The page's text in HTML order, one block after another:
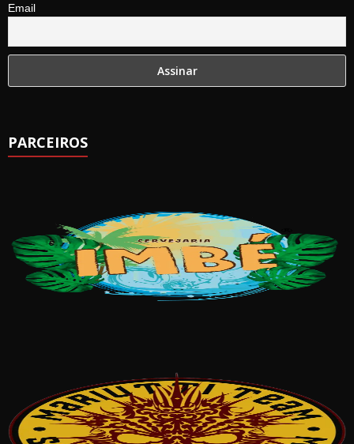
Email
PARCEIROS